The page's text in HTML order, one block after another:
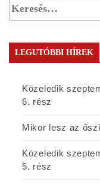
LEGUTÓBBI HÍREK
Közeledik
6. rész
Mikor lesz az
Közeledik
5. rész